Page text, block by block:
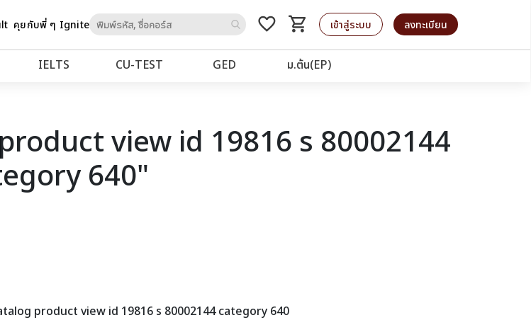
คุยกับพี่ ๆ Igniteto
favorite_border shopping_cart
รถเข็น เข้าสู่ระบบ ลงทะเบียน
IELTS CU‑TEST GED ม.ต้น(EP)
view id 19816 s 80002144
640"
product view id 19816 s 80002144 category 640